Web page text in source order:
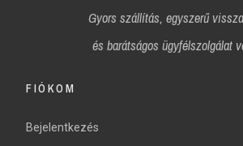
Gyors szállítás, egyszerű
és barátságos ügyfélszolgálat
FIÓKOM
Bejelentkezés